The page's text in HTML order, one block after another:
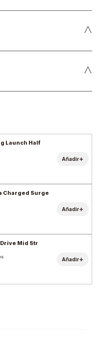
˄
˄
Launch Half
Añadir+
Charged Surge
Añadir+
Mid Str
Añadir+